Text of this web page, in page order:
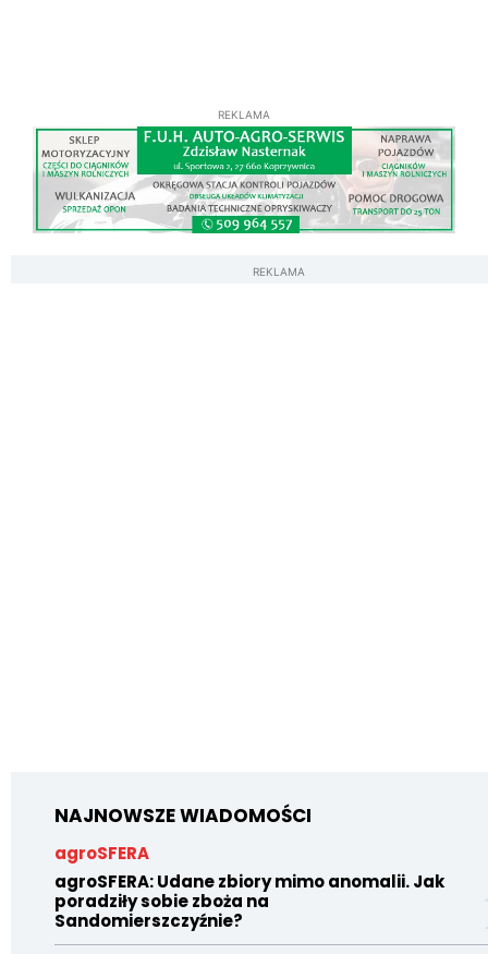
REKLAMA
REKLAMA
NAJNOWSZE WIADOMOŚCI
agroSFERA
agroSFERA: Udane zbiory mimo anomalii. Jak
poradziły sobie zboża na
Sandomierszczyźnie?